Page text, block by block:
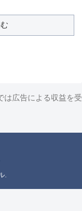
は広告による収益を受
.